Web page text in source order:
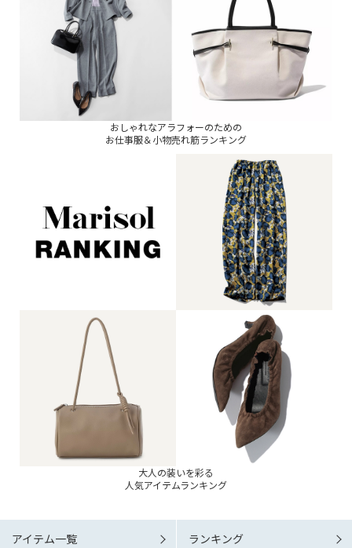
おしゃれなアラフォーのための
お仕事服＆小物売れ筋ランキング
大人の装いを彩る
人気アイテムランキング
アイテム一覧 ランキング